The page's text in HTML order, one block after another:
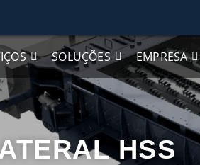
SOLUÇÕES EMPRESA
HSS